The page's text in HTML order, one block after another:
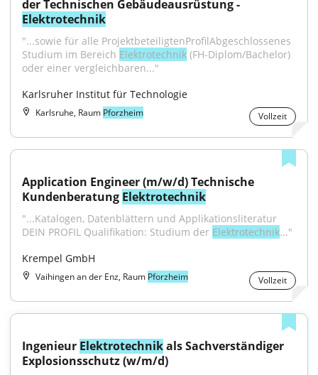
Elektrotechnik
"...sowie für alle ProjektbeteiligtenProfilAbgeschlossenes
Studium im Bereich Elektrotechnik (FH-Diplom/Bachelor)
oder einer vergleichbaren..."
Karlsruher Institut für Technologie
Karlsruhe, Raum Pforzheim Vollzeit
Application Engineer (m/w/d) Technische
Kundenberatung Elektrotechnik
"...Katalogen, Datenblättern und Applikationsliteratur
DEIN PROFIL Qualifikation: Studium der Elektrotechnik..."
Krempel GmbH
Vaihingen an der Enz, Raum Pforzheim Vollzeit
Ingenieur Elektrotechnik als Sachverständiger
Explosionsschutz (w/m/d)